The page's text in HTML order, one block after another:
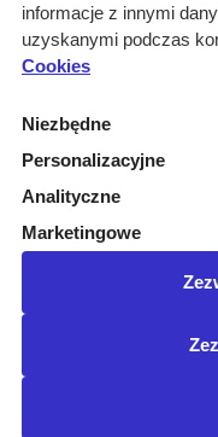
Raporty
przetargowe
Kontakt
Kontakt
Infolinia 800 800 707
kontakt@pressinfo.pl
informacje z innymi
uzyskanymi podczas
Cookies
Niezbędne
Personalizacyjne
Analityczne
Marketingowe